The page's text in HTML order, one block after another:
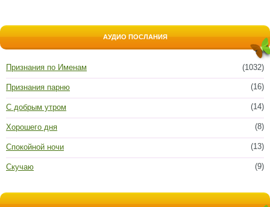
АУДИО ПОСЛАНИЯ
(1032)
Признания по Именам
(16)
Признания парню
(14)
С добрым утром
(8)
Хорошего дня
(13)
Спокойной ночи
(9)
Скучаю